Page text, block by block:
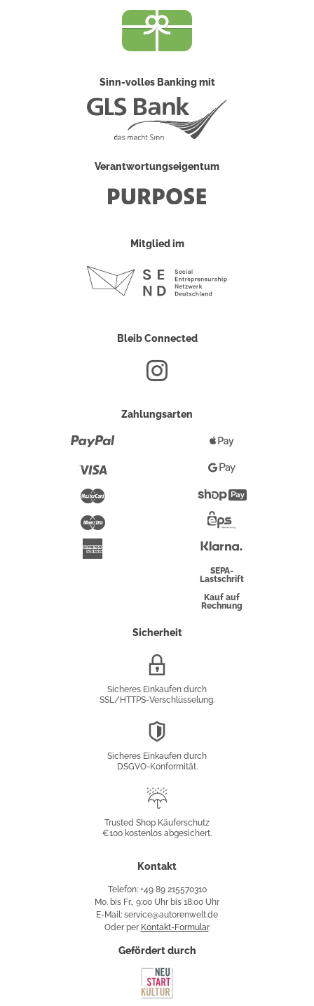
Sinn-volles Banking mit
Verantwortungseigentum
Mitglied im
Bleib Connected
Zahlungsarten
Maestro
Pay
Google
Pay
Überweisung
SEPA-
Lastschrift
Kauf auf
Rechnung
Sicherheit
Sicheres Einkaufen durch
SSL/HTTPS-Verschlüsselung.
Sicheres Einkaufen durch
DSGVO-Konformität.
Käuferschutz
Trusted Shop Käuferschutz
€100 kostenlos abgesichert.
Kontakt
Telefon: +49 89 215570310
Mo. bis Fr., 9:00 Uhr bis 18:00 Uhr
E-Mail: service@autorenwelt.de
Oder per Kontakt-Formular.
Gefördert durch